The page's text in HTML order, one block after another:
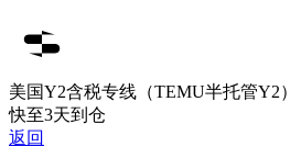
美国Y2含税专线（TEMU半托管Y2）
快至3天到仓
返回